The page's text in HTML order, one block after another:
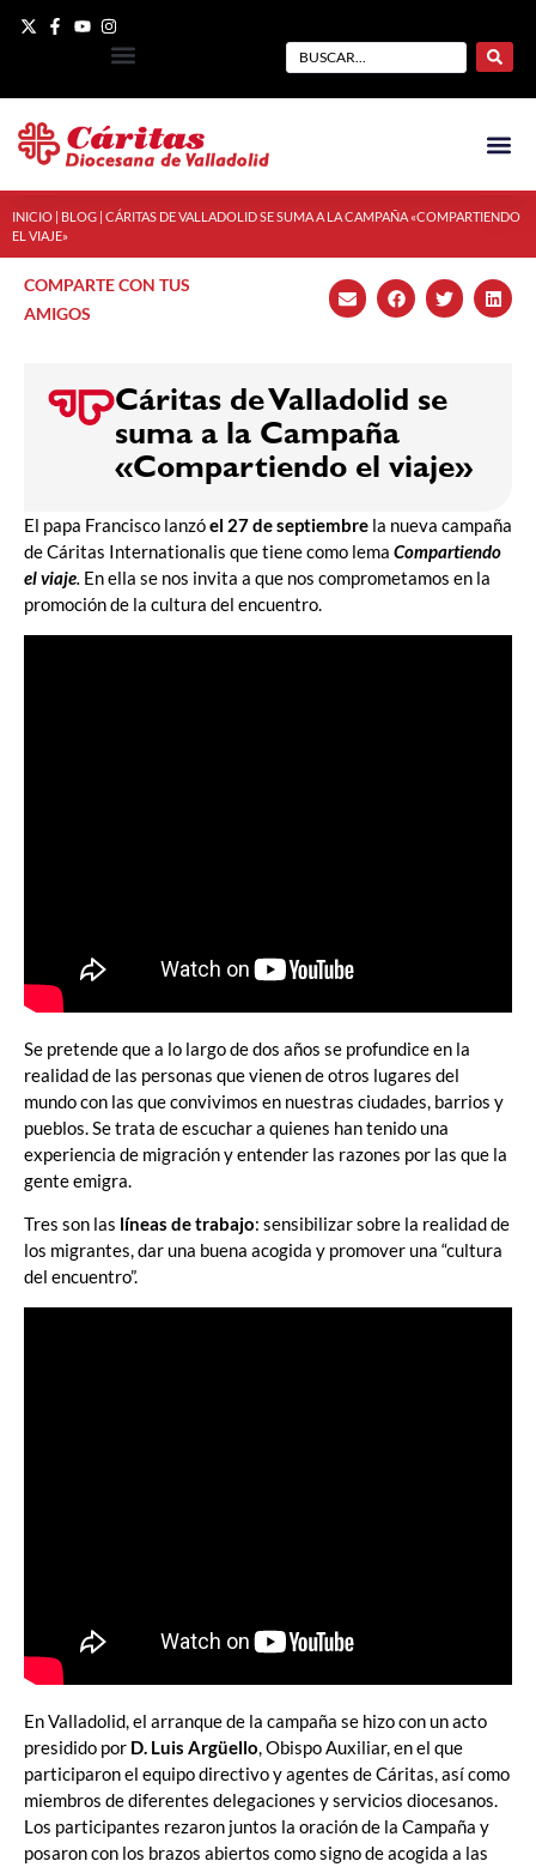
INICIO BLOG CÁRITAS DE VALLADOLID SE SUMA A LA CAMPAÑA «COMPARTIENDO
EL VIAJE»
COMPARTE CON TUS
AMIGOS
Cáritas de Valladolid se
suma a la Campaña
«Compartiendo el viaje»
El papa Francisco lanzóel 27 de septiembre la nueva campaña
de Cáritas Internationalis que tiene como lema Compartiendo
el viaje. En ella se nos invita a que nos comprometamos en la
promoción de la cultura del encuentro.
Se pretende que a lo largo de dos años se profundice en la
realidad de las personas que vienen de otros lugares del
mundo con las que convivimos en nuestras ciudades, barrios y
pueblos. Se trata de escuchar a quienes han tenido una
experiencia de migración y entender las razones por las que la
gente emigra.
Tres son las líneas de trabajo: sensibilizar sobre la realidad de
los migrantes, dar una buena acogida y promover una “cultura
del encuentro”.
En Valladolid, el arranque de la campaña se hizo con un acto
presidido por D. Luis Argüello, Obispo Auxiliar, en el que
participaron el equipo directivo y agentes de Cáritas, así como
miembros de diferentes delegaciones y servicios diocesanos.
Los participantes rezaron juntos la oración de la Campaña y
posaron con los brazos abiertos como signo de acogida a las